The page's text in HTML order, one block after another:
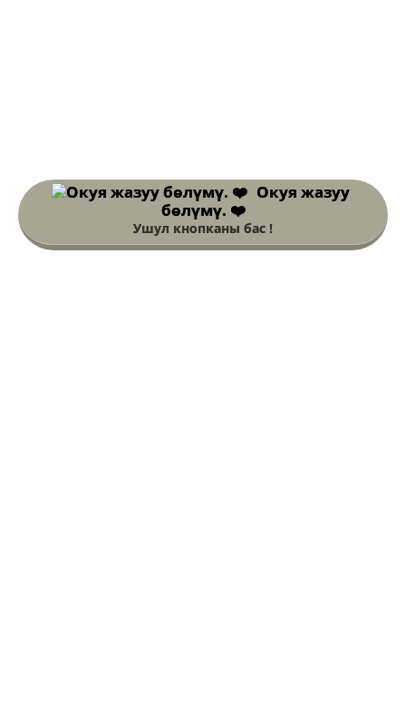
Окуя жазуу
бөлүмү. ❤️
Ушул кнопканы бас !